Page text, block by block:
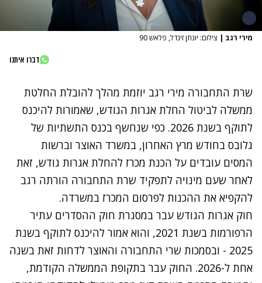
מירי רגב | צילום: יונתן זינדל, פלאש 90
דברו איתנו
שרת התחבורה מירי רגב יוזמת מהלך להובלת החלטת
ממשלה לביטול החלת אגרות הגודש, שאמורות להיכנס
לתוקף בשנת 2026. כפי שנחשף בכנס התשתיות של
גלובס בחודש מרץ האחרון, במשרד האוצר וברשות
המסים עובדים על הכנת מכרז להחלת אגרות גודש, זאת
לאחר שעם מינויה לתפקיד שרת התחבורה הורתה רגב
להקפיא את ההכנות לפרסום המכרז במשרדה.
חוק אגרות הגודש עבר במסגרת חוק ההסדרים עתיר
הרפורמות בשנת 2021, והוא אמור להיכנס לתוקף בשנת
2025 - ובסמכות שרי התחבורה והאוצר לדחות זאת בשנה
אחת ל-2026. החוק עבר בתקופת הממשלה הקודמת,